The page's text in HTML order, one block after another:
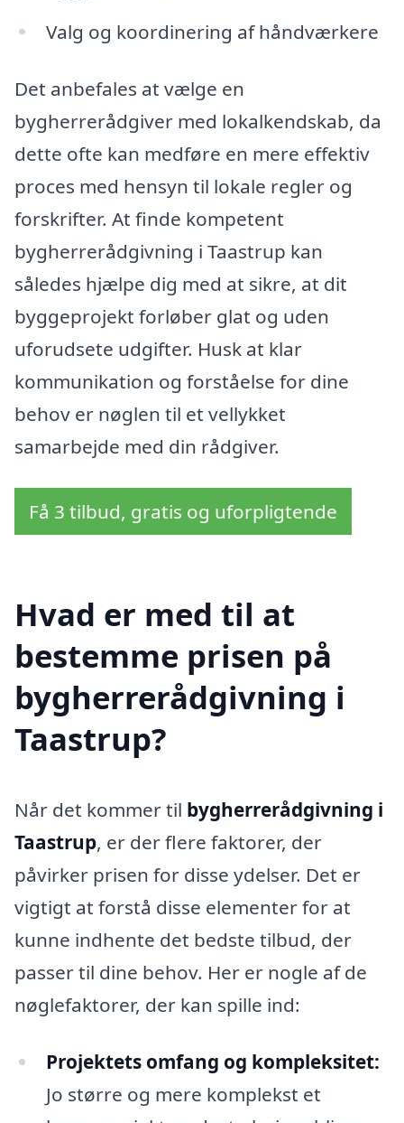
Valg og koordinering af håndværkere
Det anbefales at vælge en
bygherrerådgiver med lokalkendskab, da
dette ofte kan medføre en mere effektiv
proces med hensyn til lokale regler og
forskrifter. At finde kompetent
bygherrerådgivning i Taastrup kan
således hjælpe dig med at sikre, at dit
byggeprojekt forløber glat og uden
uforudsete udgifter. Husk at klar
kommunikation og forståelse for dine
behov er nøglen til et vellykket
samarbejde med din rådgiver.
Få 3 tilbud, gratis og uforpligtende
Hvad er med til at
bestemme prisen på
bygherrerådgivning i
Taastrup?
Når det kommer til bygherrerådgivning i
Taastrup, er der flere faktorer, der
påvirker prisen for disse ydelser. Det er
vigtigt at forstå disse elementer for at
kunne indhente det bedste tilbud, der
passer til dine behov. Her er nogle af de
nøglefaktorer, der kan spille ind:
Projektets omfang og kompleksitet:
Jo større og mere komplekst et